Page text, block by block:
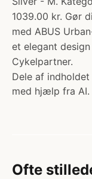
1039.00 kr. Gør
med ABUS
et elegant
Cykelpartner.
Dele af
med hjælp fra AI.
Ofte